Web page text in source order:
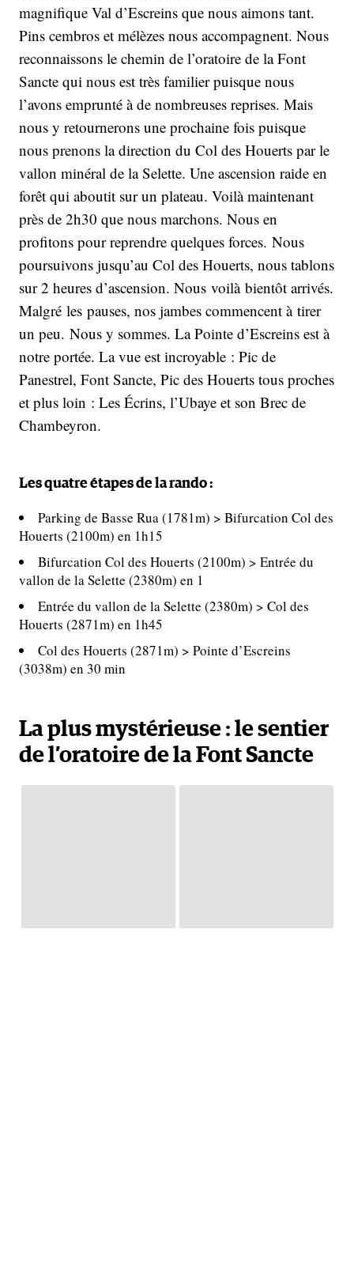
magnifique Val d’Escreins que nous aimons tant.
Pins cembros et mélèzes nous accompagnent. Nous
reconnaissons le chemin de l’oratoire de la Font
Sancte qui nous est très familier puisque nous
l’avons emprunté à de nombreuses reprises. Mais
nous y retournerons une prochaine fois puisque
nous prenons la direction du Col des Houerts par le
vallon minéral de la Selette. Une ascension raide en
forêt qui aboutit sur un plateau. Voilà maintenant
près de 2h30 que nous marchons. Nous en
profitons pour reprendre quelques forces. Nous
poursuivons jusqu’au Col des Houerts, nous tablons
sur 2 heures d’ascension. Nous voilà bientôt arrivés.
Malgré les pauses, nos jambes commencent à tirer
un peu. Nous y sommes. La Pointe d’Escreins est à
notre portée. La vue est incroyable : Pic de
Panestrel, Font Sancte, Pic des Houerts tous proches
et plus loin : Les Écrins, l’Ubaye et son Brec de
Chambeyron.
Les quatre étapes de la rando :
Parking de Basse Rua (1781m) > Bifurcation Col des
Houerts (2100m) en 1h15
Bifurcation Col des Houerts (2100m) > Entrée du
vallon de la Selette (2380m) en 1
Entrée du vallon de la Selette (2380m) > Col des
Houerts (2871m) en 1h45
Col des Houerts (2871m) > Pointe d’Escreins
(3038m) en 30 min
La plus mystérieuse : le sentier
de l’oratoire de la Font Sancte